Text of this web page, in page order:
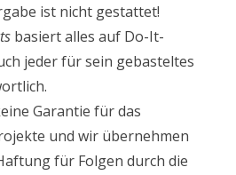
ist nicht gestattet!
basiert alles auf Do-It-
jeder für sein gebasteltes
Garantie für das
und wir übernehmen
für Folgen durch die